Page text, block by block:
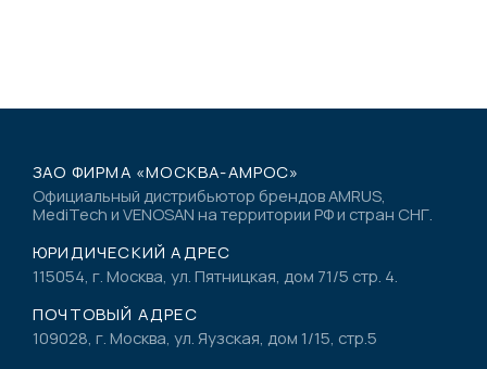
ЗАО ФИРМА «МОСКВА-АМРОС»
Официальный дистрибьютор брендов AMRUS,
MediTech и VENOSAN на территории РФ и стран СНГ.
ЮРИДИЧЕСКИЙ АДРЕС
115054, г. Москва, ул. Пятницкая, дом 71/5 стр. 4.
ПОЧТОВЫЙ АДРЕС
109028, г. Москва, ул. Яузская, дом 1/15, стр.5